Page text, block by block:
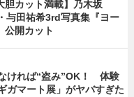
胆カット満載】乃木坂
与田祐希3rd写真集『ヨー
公開カット
ければ“盗み”OK！ 体験
ガマート展」がヤバすぎた